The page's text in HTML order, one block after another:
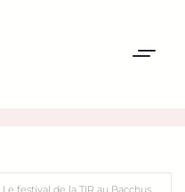
Le festival de la TIR au Bacchus